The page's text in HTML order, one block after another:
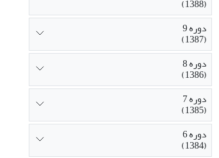
(1388)
دوره 9
(1387)
دوره 8
(1386)
دوره 7
(1385)
دوره 6
(1384)